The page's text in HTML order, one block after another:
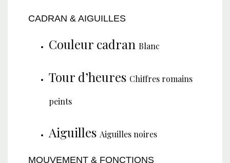
CADRAN & AIGUILLES
Couleur cadran Blanc
Tour d’heures Chiffres romains
peints
Aiguilles Aiguilles noires
MOUVEMENT & FONCTIONS